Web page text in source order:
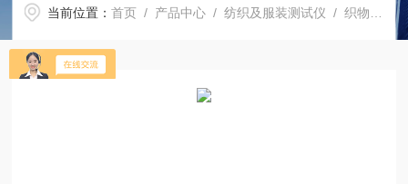
当前位置：首页 / 产品中心 /纺织及服装测试仪 /织物液体穿透性测试仪